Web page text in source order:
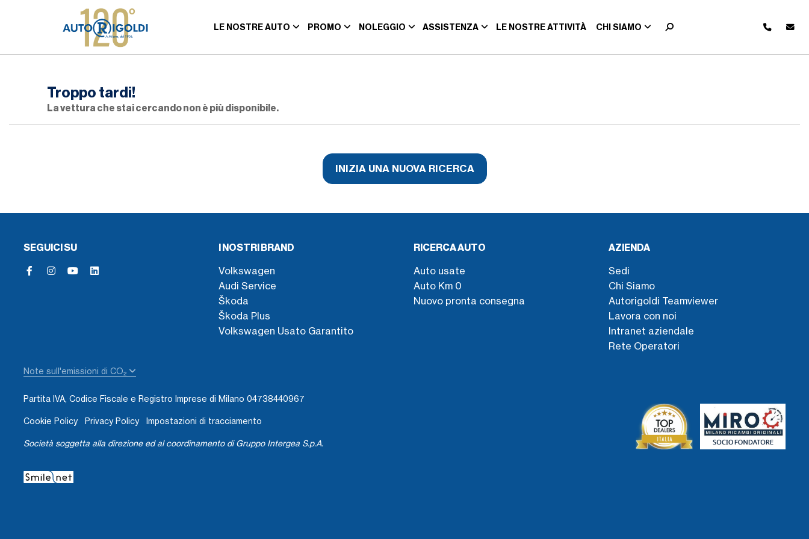
LE NOSTRE AUTO PROMO NOLEGGIO ASSISTENZA LE NOSTRE ATTIVITÀ CHI SIAMO
Troppo tardi!
La vettura che stai cercando non è più disponibile.
INIZIA UNA NUOVA RICERCA
SEGUICI SU I NOSTRI BRAND
Volkswagen
Audi Service
Škoda
Škoda Plus
Volkswagen Usato Garantito
RICERCA AUTO
Auto usate
Auto Km 0
Nuovo pronta consegna
AZIENDA
Sedi
Chi Siamo
Autorigoldi Teamviewer
Lavora con noi
Intranet aziendale
Rete Operatori
Note sull'emissioni di CO₂
Partita IVA, Codice Fiscale e Registro Imprese di Milano 04738440967
Cookie Policy Privacy Policy Impostazioni di tracciamento
Società soggetta alla direzione ed al coordinamento di Gruppo Intergea S.p.A.